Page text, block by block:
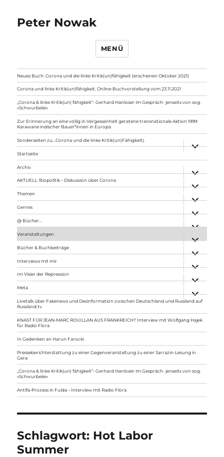
Peter Nowak
MENÜ
Neues Buch: Corona und die linke Kritik(un)fähigkeit (erschienen Oktober 2021)
Corona und linke Kritik(un)fähigkeit. Online-Buchvorstellung vom 23.11.2021
„Corona & linke Kritik(un) fähigkeit“- Gerhard Hanloser im Gespräch- jenseits von sog.
»Schwurbelei«
Zur Erinnerung an eine völlig in Vergessenheit geratene transnationale Aktion 1999:
Karawane indischer Bauer*innen in Europa
Sonderseiten zu…Corona und die linke Kritik(un)Fähigkeit).
anzeigen
Startseite
Archiv
anzeigen
AKTUELL: Biopolitik – Diskussion über Corona
anzeigen
Themen
anzeigen
Genres
anzeigen
@ Bücher…
Veranstaltungen
anzeigen
Bücher & Buchbeiträge
anzeigen
Interviews mit mir
anzeigen
Im Visier der Repression
anzeigen
Meta
anzeigen
Livetalk über Fakenews und Desinformation zwischen Deutschland und Russland auf
Russland.tv
KNAST FÜR JEAN-MARC ROUILLAN AUS FRANKREICH? Interview mit Wolfgang Hajek
für Radio Flora
In Gedenken an Harun Farocki
Presseberichterstattung zu einer Gegenveranstaltung zu einer Sarrazin-Lesung in
Gera
„Corona & linke Kritik(un) fähigkeit“- Gerhard Hanloser im Gespräch- jenseits von sog.
»Schwurbelei«
Antifa-Prozess in Fulda – Interview mit Radio Flora
Schlagwort: Hot Labor
Summer